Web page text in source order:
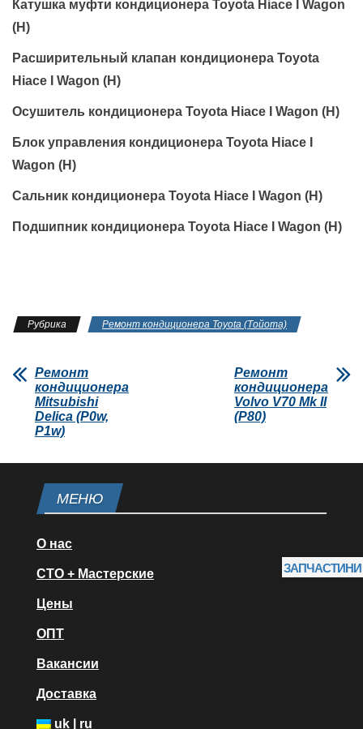
Катушка муфти кондиционера Toyota Hiace I Wagon
(H)
Расширительный клапан кондиционера Toyota
Hiace I Wagon (H)
Осушитель кондиционера Toyota Hiace I Wagon (H)
Блок управления кондиционера Toyota Hiace I
Wagon (H)
Сальник кондиционера Toyota Hiace I Wagon (H)
Подшипник кондиционера Toyota Hiace I Wagon (H)
Рубрика Ремонт кондиционера Toyota (Тойота)
Ремонт
кондиционера
Mitsubishi
Delica (P0w,
P1w)
Ремонт
кондиционера
Volvo V70 Mk II
(P80)
МЕНЮ
О нас
СТО + Мастерские
Цены
ОПТ
Вакансии
Доставка
uk ru
ЗАПЧАСТИНИ